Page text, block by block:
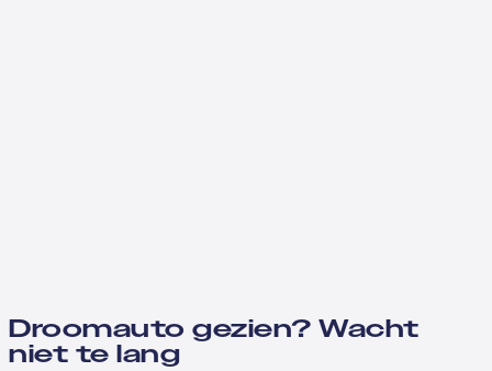
Droomauto gezien? Wacht
niet te lang